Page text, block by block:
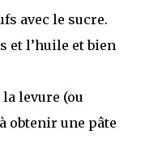
avec le sucre.
et l’huile et bien
levure (ou
obtenir une pâte